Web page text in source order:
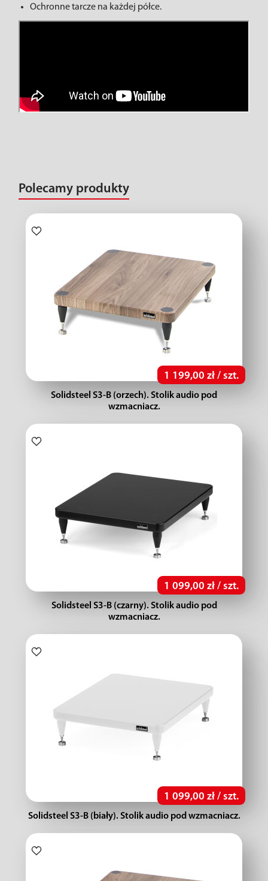
Ochronne tarcze na każdej półce.
Polecamy produkty
1 199,00 zł / szt.
Solidsteel S3-B (orzech). Stolik audio pod
wzmacniacz.
1 099,00 zł / szt.
Solidsteel S3-B (czarny). Stolik audio pod
wzmacniacz.
1 099,00 zł / szt.
Solidsteel S3-B (biały). Stolik audio pod wzmacniacz.